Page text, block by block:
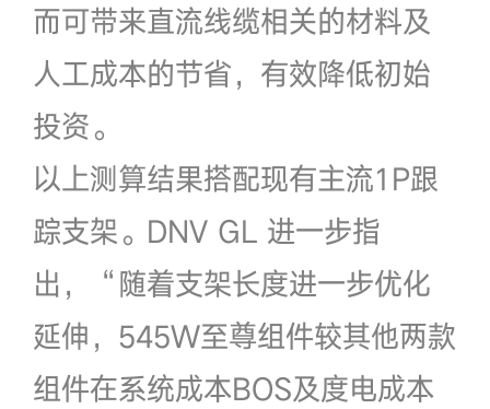
而可带来直流线缆相关的材料及
人工成本的节省，有效降低初始
投资。
以上测算结果搭配现有主流1P跟
踪支架。DNV GL 进一步指
出，“随着支架长度进一步优化
延伸，545W至尊组件较其他两款
组件在系统成本BOS及度电成本